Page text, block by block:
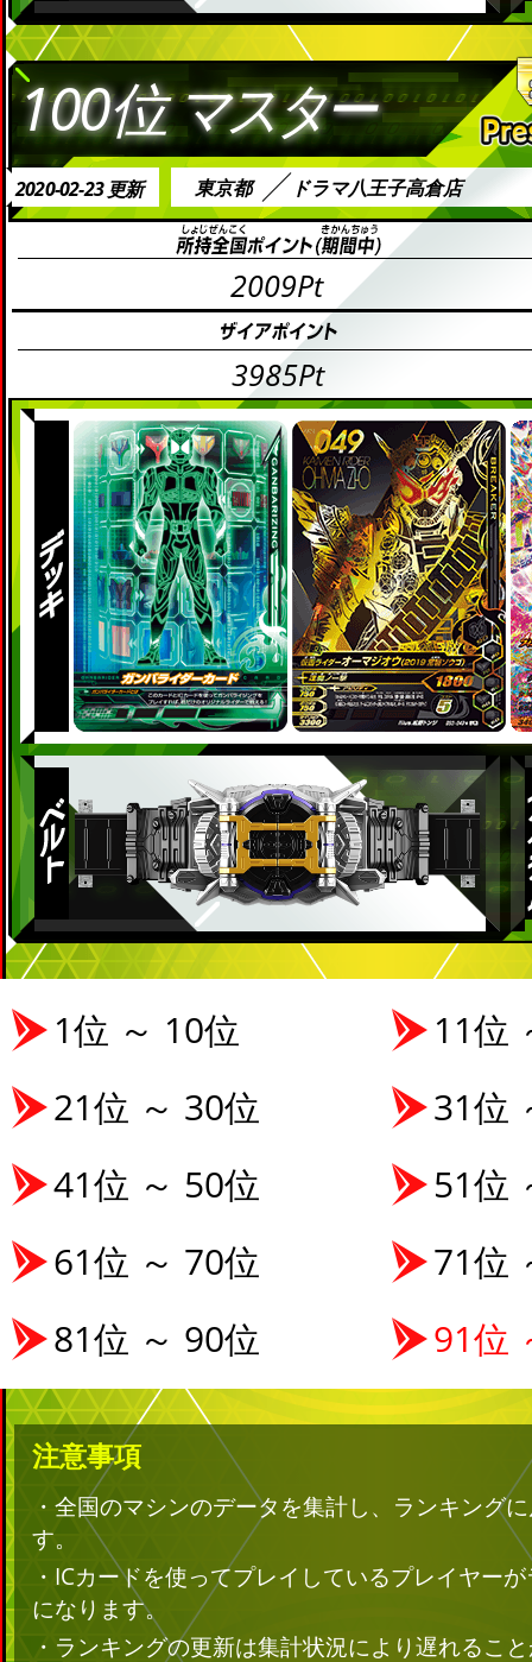
100位マスター
2020-02-23 更新 東京都 ドラマ八王子高倉店
2009Pt
3985Pt
1位 ～ 10位
11位
21位 ～ 30位
31位
41位 ～ 50位
51位
61位 ～ 70位
71位
81位 ～ 90位
91位
注意事項
・全国のマシンのデータを集計し、ランキング
す。
・ICカードを使ってプレイしているプレイヤー
になります。
・ランキングの更新は集計状況により遅れるこ